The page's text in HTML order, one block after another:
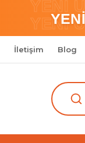
YENİ
YENİ
İletişim Blog